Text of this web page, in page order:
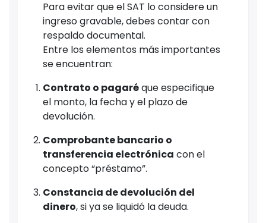
Para evitar que el SAT lo considere un
ingreso gravable, debes contar con
respaldo documental.
Entre los elementos más importantes
se encuentran:
Contrato o pagaréque especifique
el monto, la fecha y el plazo de
devolución.
Comprobante bancario o
transferencia electrónica con el
concepto “préstamo”.
Constancia de devolución del
dinero, si ya se liquidó la deuda.